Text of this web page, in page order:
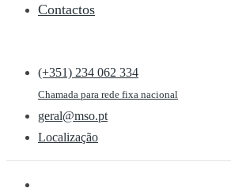
Contactos
(+351) 234 062 334
Chamada para rede fixa nacional
geral@mso.pt
Localização